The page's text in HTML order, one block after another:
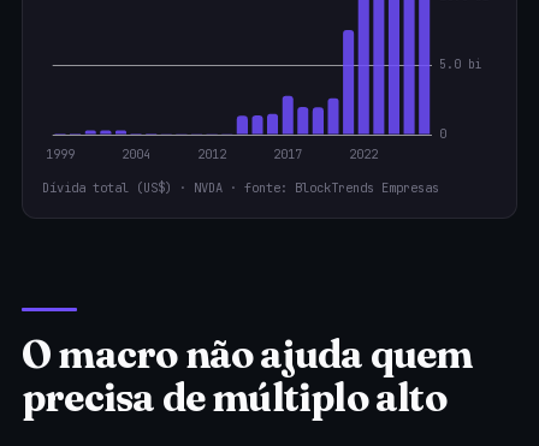
Dívida total (US$) · NVDA · fonte: BlockTrends Empresas
O macro não ajuda quem
precisa de múltiplo alto